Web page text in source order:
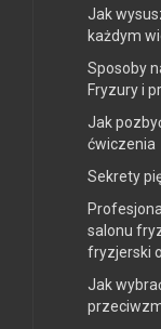
Jak
każdym
Sposoby
Fryzury i
Jak
ćwiczenia
Sekrety
salonu
fryzjerski
Jak